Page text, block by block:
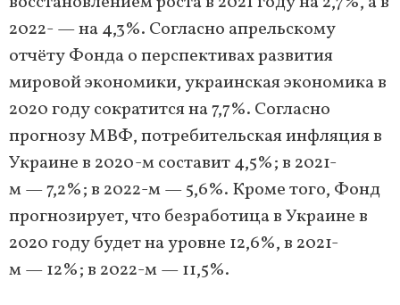
2022- — на 4,3%. Согласно апрельскому
отчёту Фонда о перспективах развития
мировой экономики, украинская экономика в
2020 году сократится на 7,7%. Согласно
прогнозу МВФ, потребительская инфляция в
Украине в 2020-м составит 4,5%; в 2021-
м — 7,2%; в 2022-м — 5,6%. Кроме того, Фонд
прогнозирует, что безработица в Украине в
2020 году будет на уровне 12,6%, в 2021-
м — 12%; в 2022-м — 11,5%.